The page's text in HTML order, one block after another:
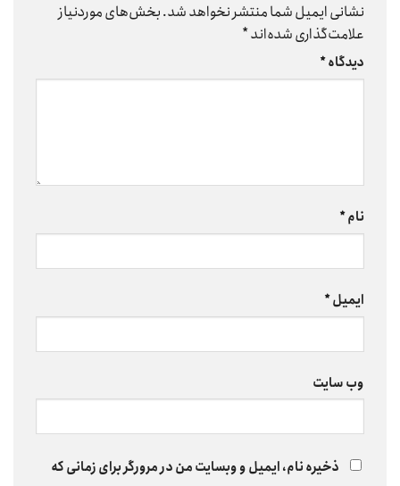
نشانی ایمیل شما منتشر نخواهد شد.بخش‌های موردنیاز
علامت‌گذاری شده‌اند*
دیدگاه*
نام*
ایمیل*
وب‌ سایت
ذخیره نام، ایمیل و وبسایت من در مرورگر برای زمانی که